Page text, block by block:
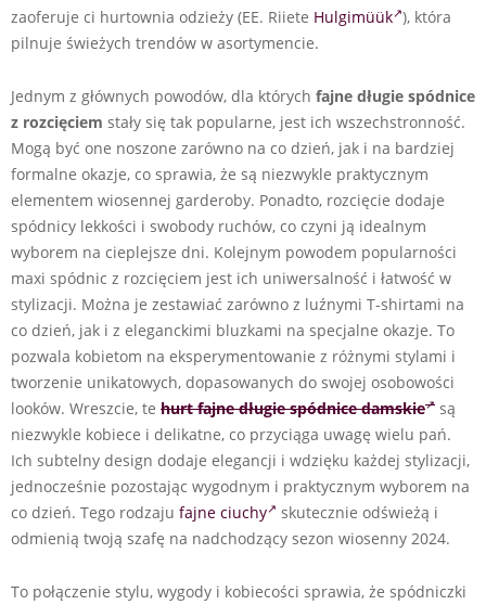
zaoferuje ci hurtownia odzieży (EE. Riiete Hulgimüük ), która
pilnuje świeżych trendów w asortymencie.
Jednym z głównych powodów, dla których fajne długie spódnice
z rozcięciem stały się tak popularne, jest ich wszechstronność.
Mogą być one noszone zarówno na co dzień, jak i na bardziej
formalne okazje, co sprawia, że są niezwykle praktycznym
elementem wiosennej garderoby. Ponadto, rozcięcie dodaje
spódnicy lekkości i swobody ruchów, co czyni ją idealnym
wyborem na cieplejsze dni. Kolejnym powodem popularności
maxi spódnic z rozcięciem jest ich uniwersalność i łatwość w
stylizacji. Można je zestawiać zarówno z luźnymi T-shirtami na
co dzień, jak i z eleganckimi bluzkami na specjalne okazje. To
pozwala kobietom na eksperymentowanie z różnymi stylami i
tworzenie unikatowych, dopasowanych do swojej osobowości
looków. Wreszcie, te hurt fajne długie spódnice damskie
są
niezwykle kobiece i delikatne, co przyciąga uwagę wielu pań.
Ich subtelny design dodaje elegancji i wdzięku każdej stylizacji,
jednocześnie pozostając wygodnym i praktycznym wyborem na
co dzień. Tego rodzaju fajne ciuchy
skutecznie odświeżą i
odmienią twoją szafę na nadchodzący sezon wiosenny 2024.
To połączenie stylu, wygody i kobiecości sprawia, że spódniczki